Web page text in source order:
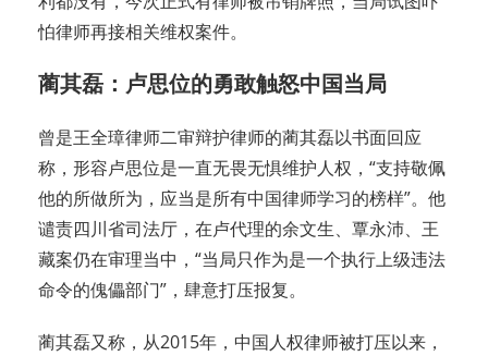
怕律师再接相关维权案件。
蔺其磊：卢思位的勇敢触怒中国当局
曾是王全璋律师二审辩护律师的蔺其磊以书面回应
称，形容卢思位是一直无畏无惧维护人权，“支持敬佩
他的所做所为，应当是所有中国律师学习的榜样”。他
谴责四川省司法厅，在卢代理的余文生、覃永沛、王
藏案仍在审理当中，“当局只作为是一个执行上级违法
命令的傀儡部门”，肆意打压报复。
蔺其磊又称，从2015年，中国人权律师被打压以来，